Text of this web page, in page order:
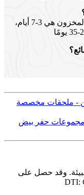
ج: المهلة الزمنية للمنتجات الموجودة في المخزون هي 3-7 أيام،
- ملحقات مخصصة
- مجموعات حفر بيض
وقد حصل على